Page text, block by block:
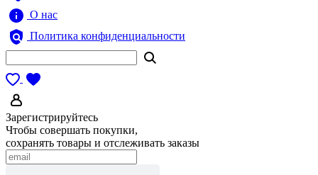
О нас
Политика конфиденциальности
Зарегистрируйтесь
Чтобы совершать покупки,
сохранять товары и отслеживать заказы